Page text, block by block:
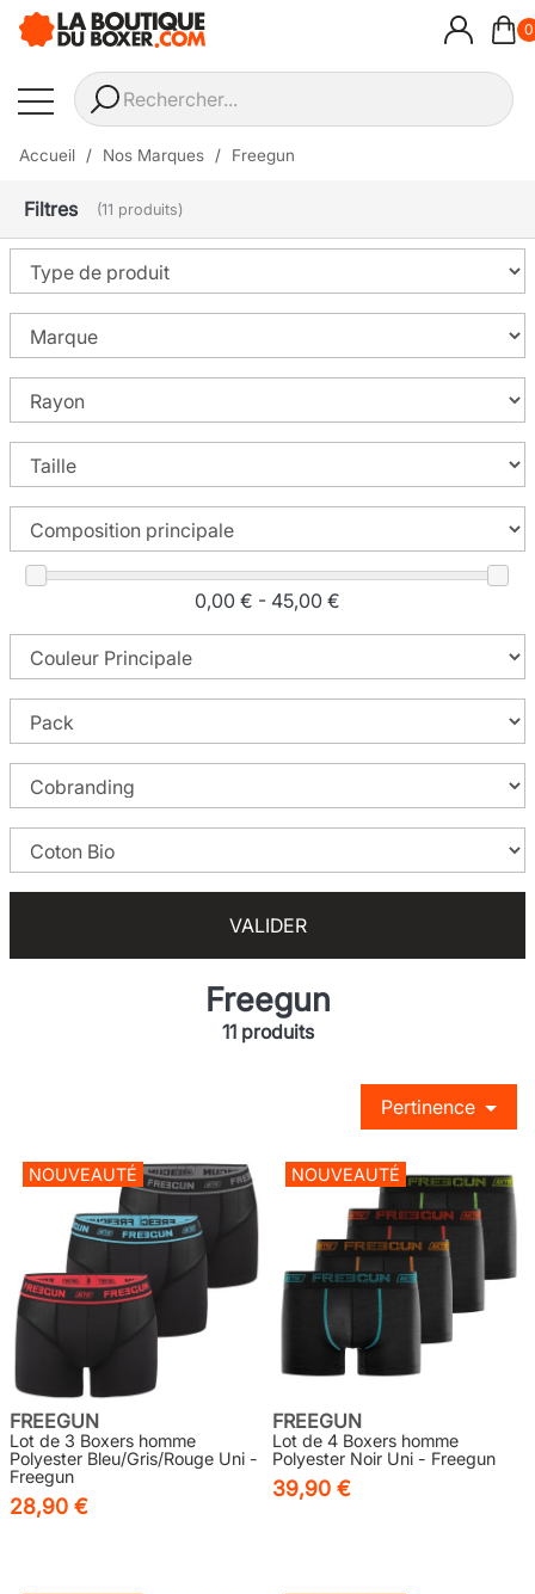
0
Accueil Nos Marques Freegun
Filtres (11 produits)
0,00 € - 45,00 €
VALIDER
Freegun
11 produits
Pertinence
NOUVEAUTÉ
FREEGUN
Lot de 3 Boxers homme
Polyester Bleu/Gris/Rouge Uni -
Freegun
28,90 €
NOUVEAUTÉ
FREEGUN
Lot de 4 Boxers homme
Polyester Noir Uni - Freegun
39,90 €